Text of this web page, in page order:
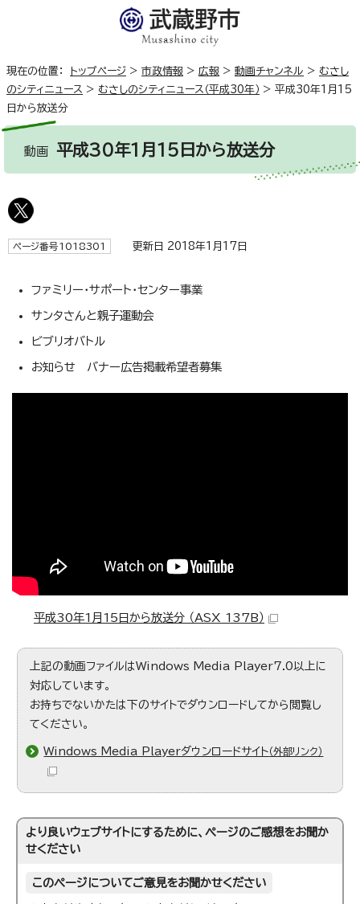
現在の位置： トップページ > 市政情報 > 広報 > 動画チャンネル > むさし
のシティニュース > むさしのシティニュース（平成30年） > 平成30年1月15
日から放送分
動画 平成30年1月15日から放送分
ページ番号1018301 更新日 2018年1月17日
ファミリー・サポート・センター事業
サンタさんと親子運動会
ビブリオバトル
お知らせ バナー広告掲載希望者募集
平成30年1月15日から放送分 （ASX 137B）
上記の動画ファイルはWindows Media Player7.0以上に
対応しています。
お持ちでないかたは下のサイトでダウンロードしてから閲覧し
てください。
Windows Media Playerダウンロードサイト（外部リンク）
より良いウェブサイトにするために、ページのご感想をお聞か
せください
このページについてご意見をお聞かせください